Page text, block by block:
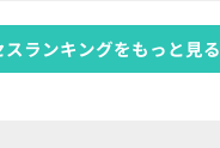
スランキングをもっと見る